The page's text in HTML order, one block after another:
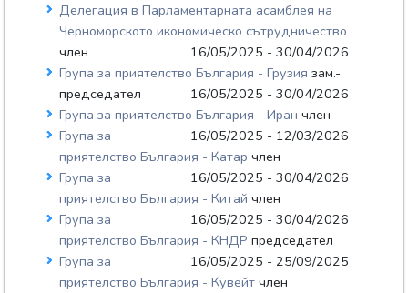
Делегация в Парламентарната асамблея на
Черноморското икономическо сътрудничество
член
16/05/2025 - 30/04/2026
Група за приятелство България - Грузиязам.-
председател
16/05/2025 - 30/04/2026
Група за приятелство България - Иранчлен
16/05/2025 - 12/03/2026
Група за
приятелство България - Катарчлен
16/05/2025 - 30/04/2026
Група за
приятелство България - Китайчлен
16/05/2025 - 30/04/2026
Група за
приятелство България - КНДРпредседател
16/05/2025 - 25/09/2025
Група за
приятелство България - Кувейтчлен